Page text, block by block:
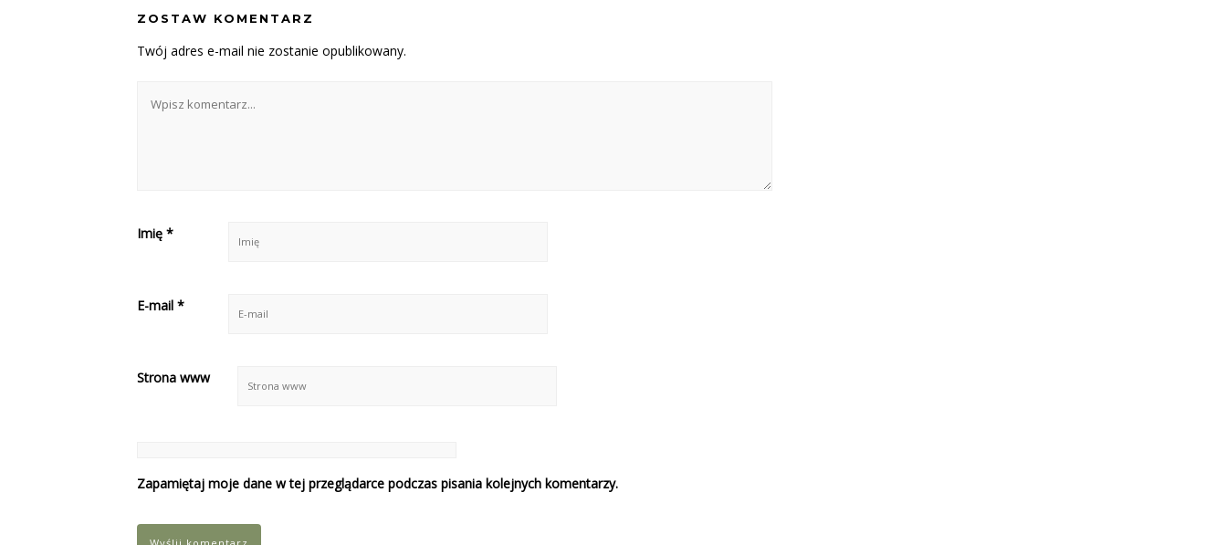
ZOSTAW KOMENTARZ
Twój adres e-mail nie zostanie opublikowany.
Imię *
E-mail *
Strona www
Zapamiętaj moje dane w tej przeglądarce podczas pisania kolejnych komentarzy.